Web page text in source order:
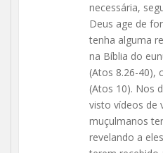
necessária,
Deus age de
tenha alguma
na Bíblia do
(Atos 8.26-40),
(Atos 10). Nos
visto vídeos de
muçulmanos
revelando a